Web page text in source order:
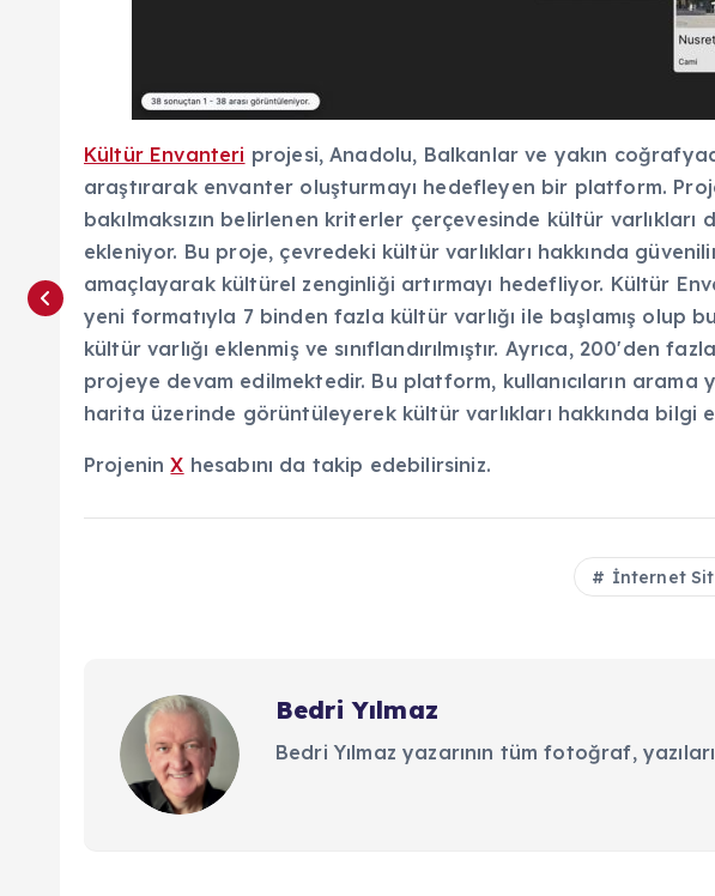
Kültür Envanteri projesi, Anadolu, Balkanlar ve yakın
araştırarak envanter oluşturmayı hedefleyen bir platform.
bakılmaksızın belirlenen kriterler çerçevesinde kültür
ekleniyor. Bu proje, çevredeki kültür varlıkları hakkında
amaçlayarak kültürel zenginliği artırmayı hedefliyor. Kültür
yeni formatıyla 7 binden fazla kültür varlığı ile başlamış olup
kültür varlığı eklenmiş ve sınıflandırılmıştır. Ayrıca, 200'den
projeye devam edilmektedir. Bu platform, kullanıcıların arama
harita üzerinde görüntüleyerek kültür varlıkları hakkında bilgi
ProjeninX hesabını da takip edebilirsiniz.
İnternet
Bedri Yılmaz
Bedri Yılmaz yazarının tüm fotoğraf,